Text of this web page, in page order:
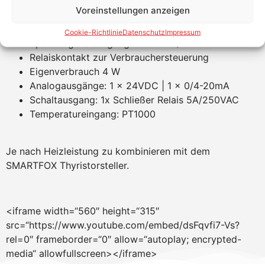
Voreinstellungen anzeigen
Cookie-RichtlinieDatenschutzImpressum
Abmessungen B/H/T: 98mm x 90mm x 58mm
Nennstrom: 80A, 100A
Relaiskontakt zur Verbrauchersteuerung
Eigenverbrauch 4 W
Analogausgänge: 1 x 24VDC | 1 x 0/4-20mA
Schaltausgang: 1x Schließer Relais 5A/250VAC
Temperatureingang: PT1000
Je nach Heizleistung zu kombinieren mit dem
SMARTFOX Thyristorsteller.
<iframe width=“560″ height=“315″
src=“https://www.youtube.com/embed/dsFqvfi7-Vs?
rel=0″ frameborder=“0″ allow=“autoplay; encrypted-
media“ allowfullscreen></iframe>